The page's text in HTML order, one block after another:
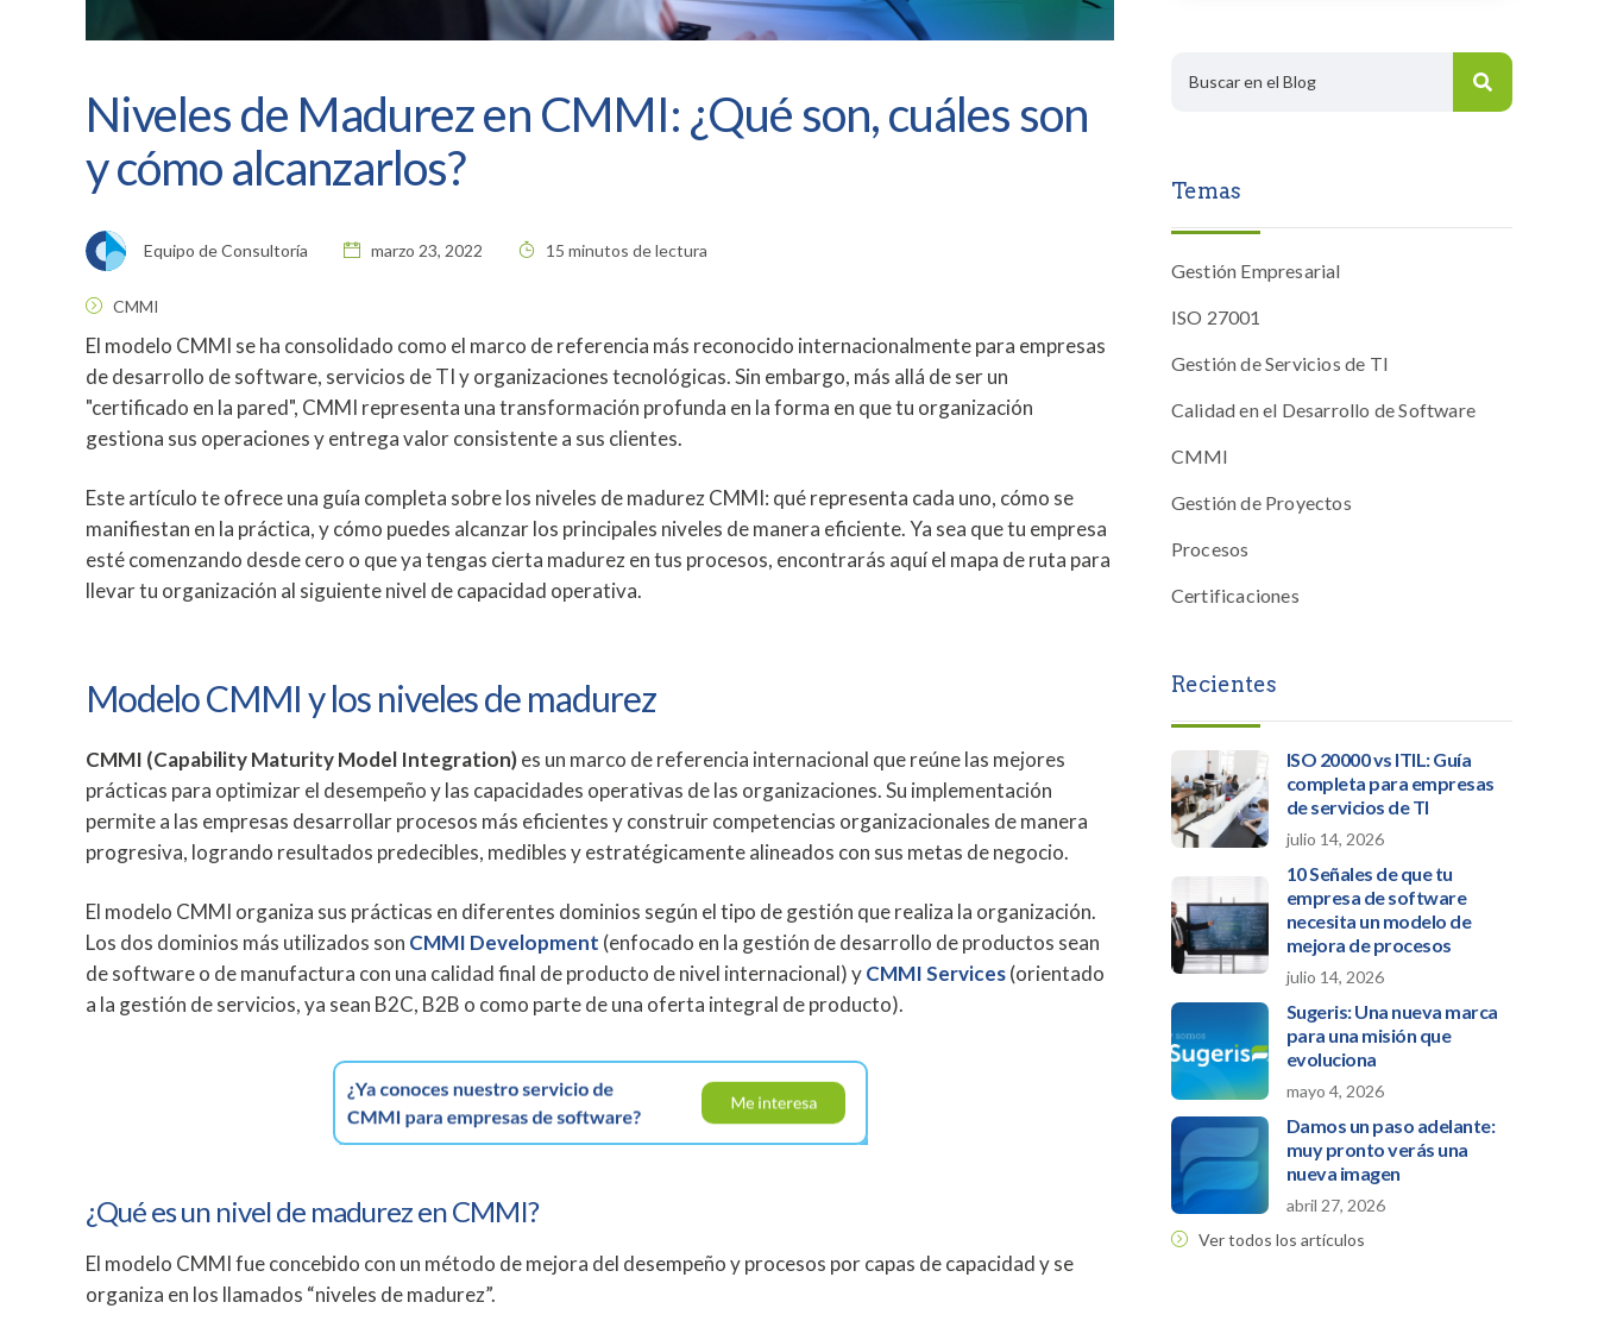
Niveles de Madurez en CMMI: ¿Qué son, cuáles son
y cómo alcanzarlos?
Equipo de Consultoría marzo 23, 2022 15 minutos de lectura
CMMI
El modelo CMMI se ha consolidado como el marco de referencia más reconocido internacionalmente para empresas
de desarrollo de software, servicios de TI y organizaciones tecnológicas. Sin embargo, más allá de ser un
"certificado en la pared", CMMI representa una transformación profunda en la forma en que tu organización
gestiona sus operaciones y entrega valor consistente a sus clientes.
Este artículo te ofrece una guía completa sobre los niveles de madurez CMMI: qué representa cada uno, cómo se
manifiestan en la práctica, y cómo puedes alcanzar los principales niveles de manera eficiente. Ya sea que tu empresa
esté comenzando desde cero o que ya tengas cierta madurez en tus procesos, encontrarás aquí el mapa de ruta para
llevar tu organización al siguiente nivel de capacidad operativa.
Modelo CMMI y los niveles de madurez
CMMI (Capability Maturity Model Integration)es un marco de referencia internacional que reúne las mejores
prácticas para optimizar el desempeño y las capacidades operativas de las organizaciones. Su implementación
permite a las empresas desarrollar procesos más eficientes y construir competencias organizacionales de manera
progresiva, logrando resultados predecibles, medibles y estratégicamente alineados con sus metas de negocio.
El modelo CMMI organiza sus prácticas en diferentes dominios según el tipo de gestión que realiza la organización.
Los dos dominios más utilizados son CMMI Development (enfocado en la gestión de desarrollo de productos sean
de software o de manufactura con una calidad final de producto de nivel internacional) yCMMI Services(orientado
a la gestión de servicios, ya sean B2C, B2B o como parte de una oferta integral de producto).
¿Qué es un nivel de madurez en CMMI?
El modelo CMMI fue concebido con un método de mejora del desempeño y procesos por capas de capacidad y se
organiza en los llamados “niveles de madurez”.
Temas
Gestión Empresarial
ISO 27001
Gestión de Servicios de TI
Calidad en el Desarrollo de Software
CMMI
Gestión de Proyectos
Procesos
Certificaciones
Recientes
ISO 20000 vs ITIL: Guía
completa para empresas
de servicios de TI
julio 14, 2026
10 Señales de que tu
empresa de software
necesita un modelo de
mejora de procesos
julio 14, 2026
Sugeris: Una nueva marca
para una misión que
evoluciona
mayo 4, 2026
Damos un paso adelante:
muy pronto verás una
nueva imagen
abril 27, 2026
Ver todos los artículos